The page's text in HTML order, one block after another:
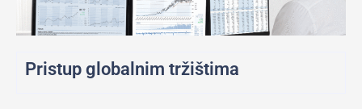
Pristup globalnim tržištima